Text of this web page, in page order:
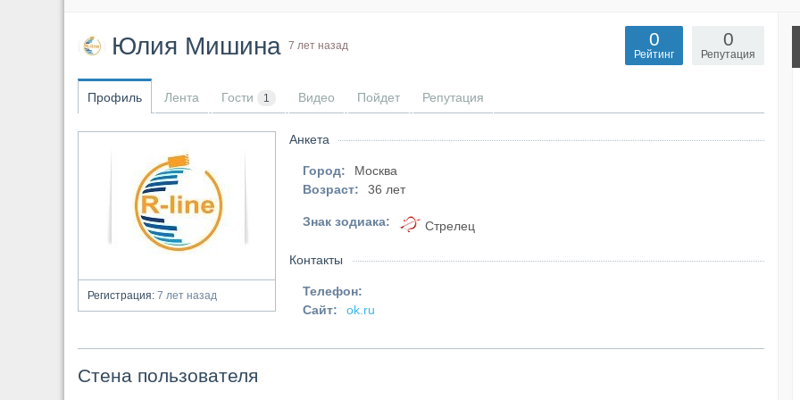
Юлия Мишина 7 лет назад 0
Репутация
0
Рейтинг
Профиль Лента Гости 1 Видео Пойдет Репутация
Регистрация: 7 лет назад
Анкета
Город:
Москва
Возраст:
36 лет
Знак зодиака: Стрелец
Контакты
Телефон:
Сайт:
ok.ru
Стена пользователя